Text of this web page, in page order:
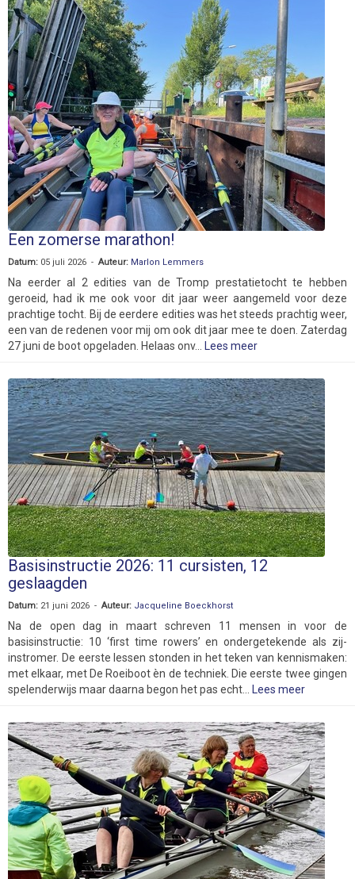
Een zomerse marathon!
Datum: 05 juli 2026 -Auteur: Marlon Lemmers
Na eerder al 2 edities van de Tromp prestatietocht te hebben
geroeid, had ik me ook voor dit jaar weer aangemeld voor deze
prachtige tocht. Bij de eerdere edities was het steeds prachtig weer,
een van de redenen voor mij om ook dit jaar mee te doen. Zaterdag
27 juni de boot opgeladen. Helaas onv...
Lees meer
Basisinstructie 2026: 11 cursisten, 12
geslaagden
Datum: 21 juni 2026 -Auteur: Jacqueline Boeckhorst
Na de open dag in maart schreven 11 mensen in voor de
basisinstructie: 10 ‘first time rowers’ en ondergetekende als zij-
instromer. De eerste lessen stonden in het teken van kennismaken:
met elkaar, met De Roeiboot èn de techniek. Die eerste twee gingen
spelenderwijs maar daarna begon het pas echt...
Lees meer